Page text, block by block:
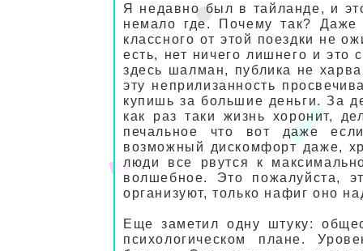
Я недавно был в тайланде, и
немало где. Почему так?
классного от этой поездки не
есть, нет ничего лишнего и это
здесь шалман, публика не
эту неприлизанность
купишь за большие деньги. За
как раз таки жизнь хоронит,
печальное что вот даже
возможный дискомфорт даже,
люди все рвутся к
волшебное. Это пожалуйста,
организуют, только нафиг оно
Еще заметил одну штуку:
психологическом плане.